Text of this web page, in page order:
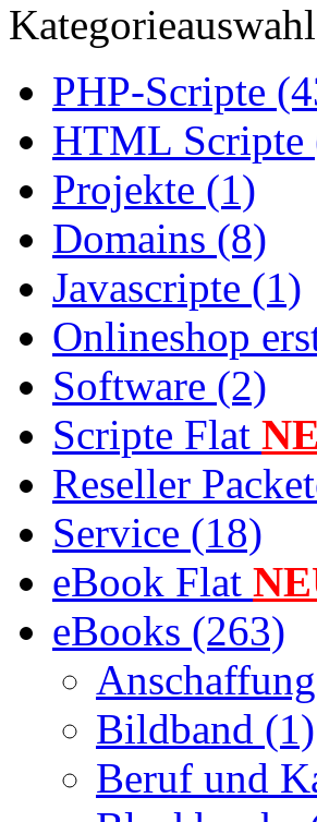
Kategorieauswahl
PHP-Scripte
HTML Scripte
Projekte (1)
Domains (8)
Javascripte (1)
Onlineshop
Software (2)
Scripte Flat
Reseller
Service (18)
eBook Flat
eBooks (263)
Bildband (1)
Beruf und